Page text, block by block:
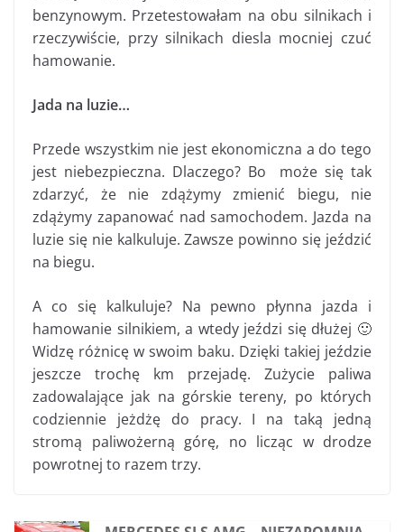
benzynowym. Przetestowałam na obu silnikach i
rzeczywiście, przy silnikach diesla mocniej czuć
hamowanie.
Jada na luzie…
Przede wszystkim nie jest ekonomiczna a do tego
jest niebezpieczna. Dlaczego? Bo może się tak
zdarzyć, że nie zdążymy zmienić biegu, nie
zdążymy zapanować nad samochodem. Jazda na
luzie się nie kalkuluje. Zawsze powinno się jeździć
na biegu.
A co się kalkuluje? Na pewno płynna jazda i
hamowanie silnikiem, a wtedy jeździ się dłużej 🙂
Widzę różnicę w swoim baku. Dzięki takiej jeździe
jeszcze trochę km przejadę. Zużycie paliwa
zadowalające jak na górskie tereny, po których
codziennie jeżdżę do pracy. I na taką jedną
stromą paliwożerną górę, no licząc w drodze
powrotnej to razem trzy.